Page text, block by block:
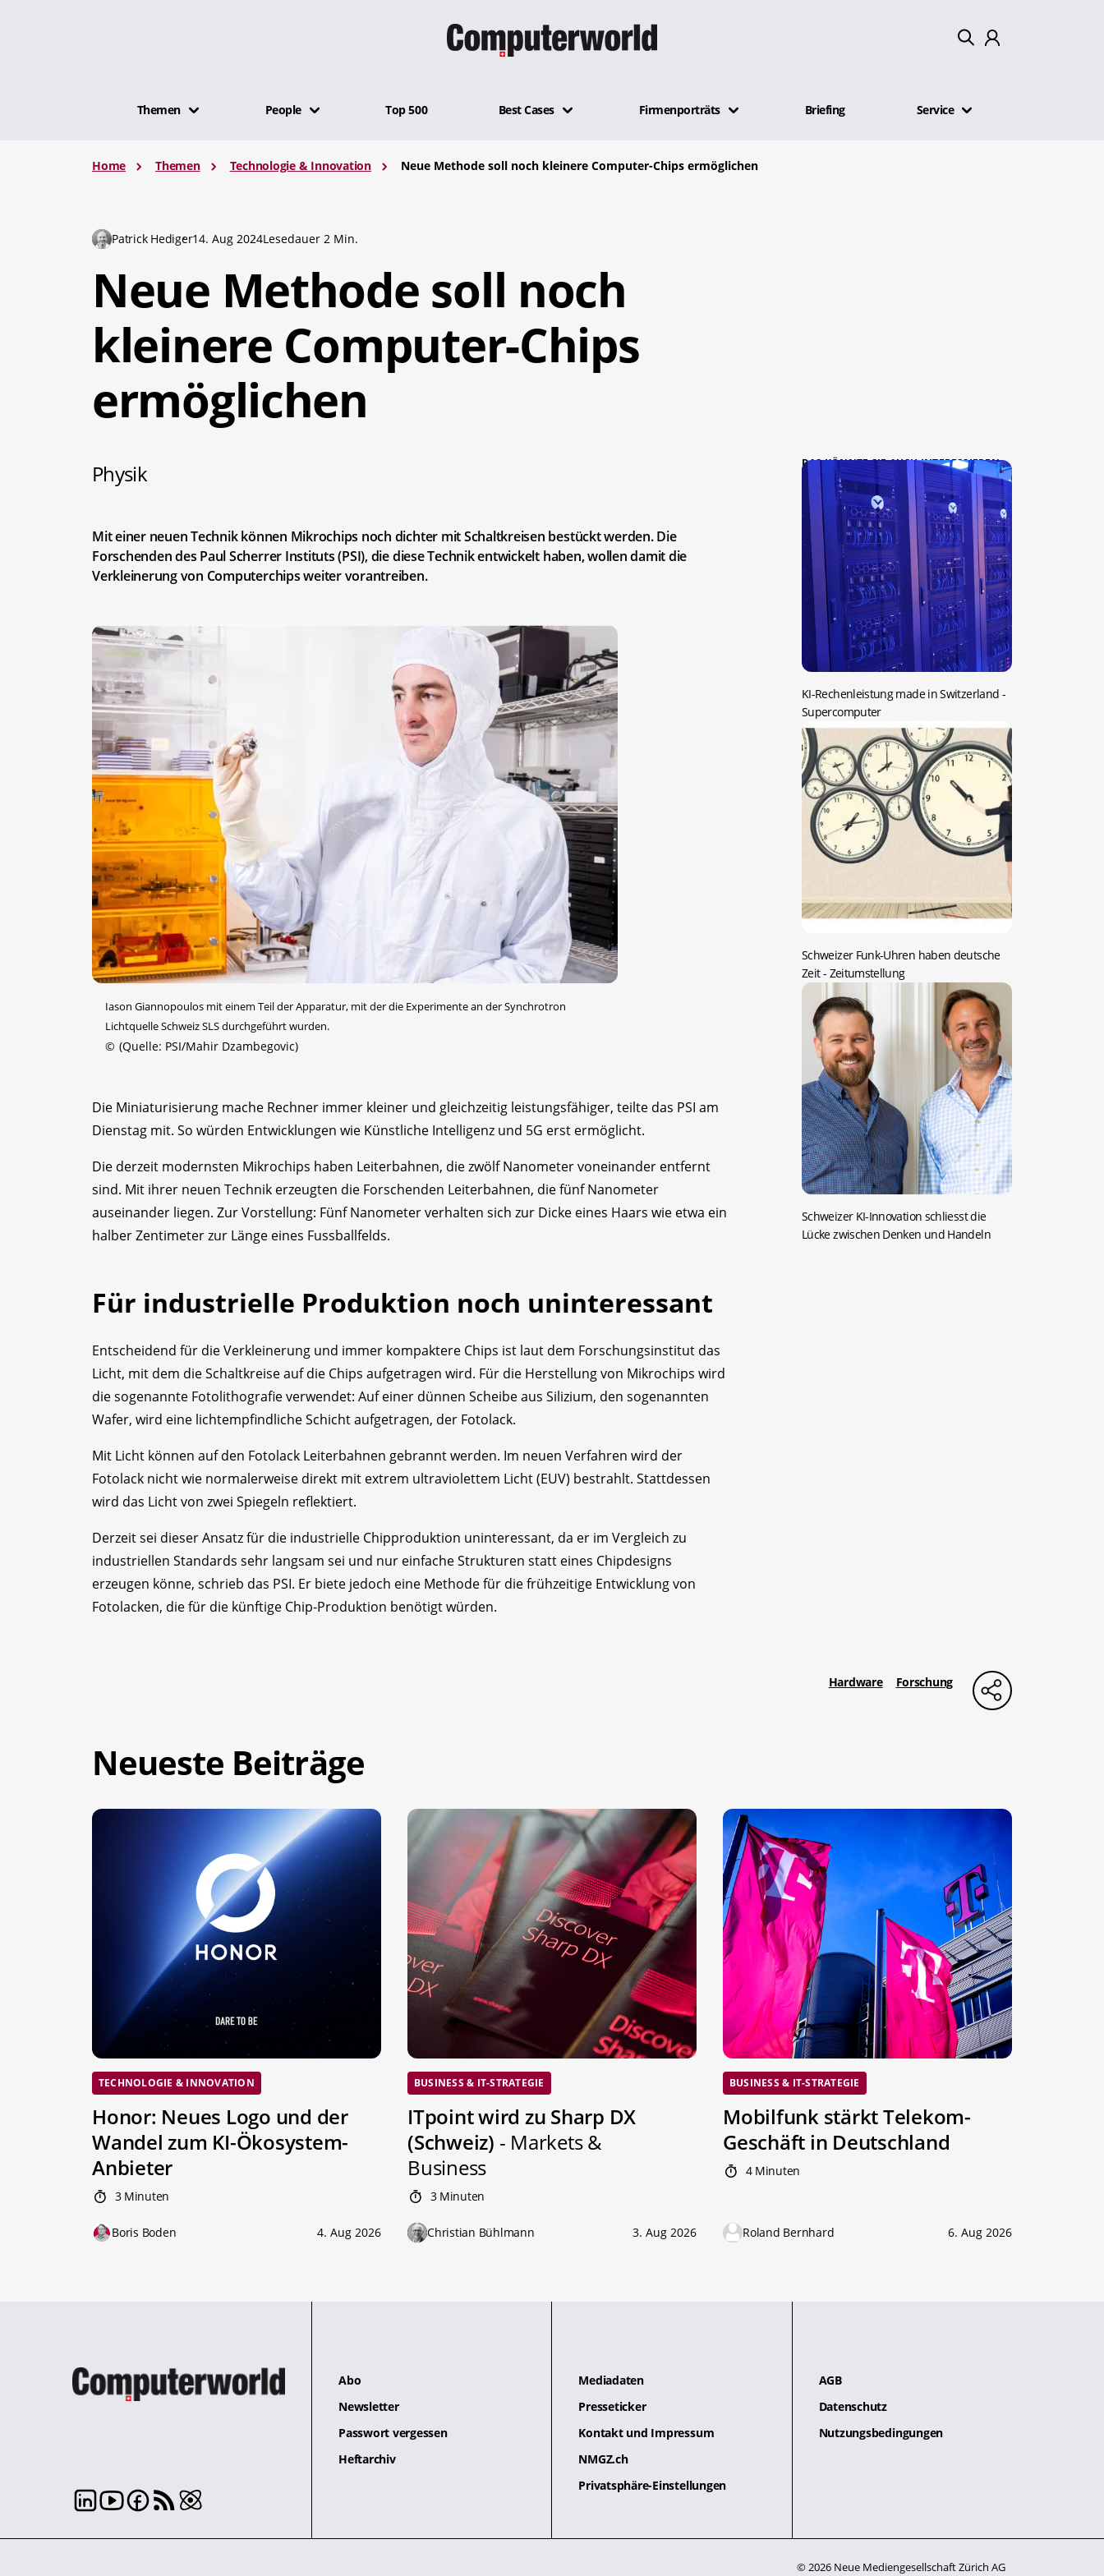
Themen People Top 500 Best Cases Firmenporträts Briefing Service
Home Themen Technologie & Innovation Neue Methode soll noch kleinere Computer-Chips ermöglichen
Patrick Hediger14. Aug 2024Lesedauer 2 Min.
Neue Methode soll noch
kleinere Computer-Chips
ermöglichen
Physik
Mit einer neuen Technik können Mikrochips noch dichter mit Schaltkreisen bestückt werden. Die
Forschenden des Paul Scherrer Instituts (PSI), die diese Technik entwickelt haben, wollen damit die
Verkleinerung von Computerchips weiter vorantreiben.
Iason Giannopoulos mit einem Teil der Apparatur, mit der die Experimente an der Synchrotron
Lichtquelle Schweiz SLS durchgeführt wurden.
© (Quelle: PSI/Mahir Dzambegovic)
Die Miniaturisierung mache Rechner immer kleiner und gleichzeitig leistungsfähiger, teilte das PSI am
Dienstag mit. So würden Entwicklungen wie Künstliche Intelligenz und 5G erst ermöglicht.
Die derzeit modernsten Mikrochips haben Leiterbahnen, die zwölf Nanometer voneinander entfernt
sind. Mit ihrer neuen Technik erzeugten die Forschenden Leiterbahnen, die fünf Nanometer
auseinander liegen. Zur Vorstellung: Fünf Nanometer verhalten sich zur Dicke eines Haars wie etwa ein
halber Zentimeter zur Länge eines Fussballfelds.
Für industrielle Produktion noch uninteressant
Entscheidend für die Verkleinerung und immer kompaktere Chips ist laut dem Forschungsinstitut das
Licht, mit dem die Schaltkreise auf die Chips aufgetragen wird. Für die Herstellung von Mikrochips wird
die sogenannte Fotolithografie verwendet: Auf einer dünnen Scheibe aus Silizium, den sogenannten
Wafer, wird eine lichtempfindliche Schicht aufgetragen, der Fotolack.
Mit Licht können auf den Fotolack Leiterbahnen gebrannt werden. Im neuen Verfahren wird der
Fotolack nicht wie normalerweise direkt mit extrem ultraviolettem Licht (EUV) bestrahlt. Stattdessen
wird das Licht von zwei Spiegeln reflektiert.
Derzeit sei dieser Ansatz für die industrielle Chipproduktion uninteressant, da er im Vergleich zu
industriellen Standards sehr langsam sei und nur einfache Strukturen statt eines Chipdesigns
erzeugen könne, schrieb das PSI. Er biete jedoch eine Methode für die frühzeitige Entwicklung von
Fotolacken, die für die künftige Chip-Produktion benötigt würden.
DAS KÖNNTE SIE AUCH INTERESSIEREN:
KI-Rechenleistung made in Switzerland -
Supercomputer
Schweizer Funk-Uhren haben deutsche
Zeit- Zeitumstellung
Schweizer KI-Innovation schliesst die
Lücke zwischen Denken und Handeln
Hardware Forschung
Neueste Beiträge
TECHNOLOGIE & INNOVATION
Honor: Neues Logo und der
Wandel zum KI-Ökosystem-
Anbieter
3 Minuten
Boris Boden 4. Aug 2026
BUSINESS & IT-STRATEGIE
ITpoint wird zu Sharp DX
(Schweiz) - Markets &
Business
3 Minuten
Christian Bühlmann 3. Aug 2026
BUSINESS & IT-STRATEGIE
Mobilfunk stärkt Telekom-
Geschäft in Deutschland
4 Minuten
Roland Bernhard 6. Aug 2026
Abo
Newsletter
Passwort vergessen
Heftarchiv
Mediadaten
Presseticker
Kontakt und Impressum
NMGZ.ch
Privatsphäre-Einstellungen
AGB
Datenschutz
Nutzungsbedingungen
© 2026 Neue Mediengesellschaft Zürich AG